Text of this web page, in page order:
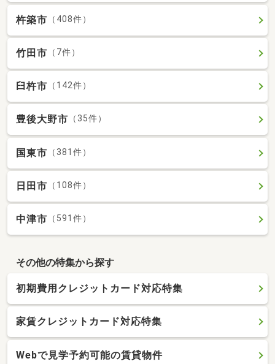
杵築市 （408件）
竹田市 （7件）
臼杵市 （142件）
豊後大野市 （35件）
国東市 （381件）
日田市 （108件）
中津市 （591件）
その他の特集から探す
初期費用クレジットカード対応特集
家賃クレジットカード対応特集
Webで見学予約可能の賃貸物件